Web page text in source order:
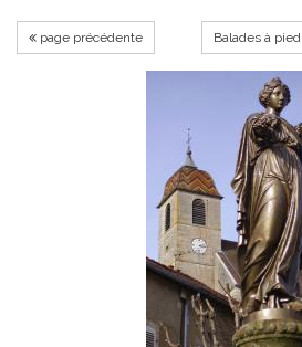
page précédente Balades à pied